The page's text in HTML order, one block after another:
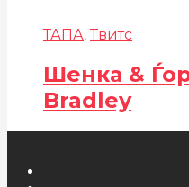
ТАПА, Твитс
Шенка &
Bradley